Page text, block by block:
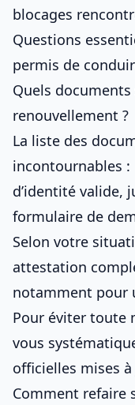
blocages
Questions
permis de
Quels
renouvellement ?
La liste des
incontournables :
d’identité valide,
formulaire de
Selon votre
attestation
notamment pour
Pour éviter toute
vous
officielles mises
Comment refaire